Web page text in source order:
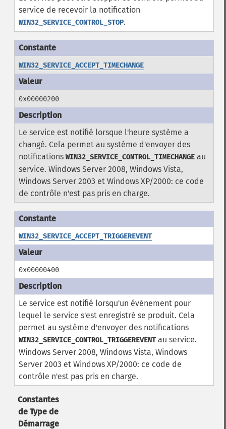
service de recevoir la notification
WIN32_SERVICE_CONTROL_STOP.
WIN32_SERVICE_ACCEPT_TIMECHANGE
0x00000200
Le service est notifié lorsque l'heure système a
changé. Cela permet au système d'envoyer des
notifications WIN32_SERVICE_CONTROL_TIMECHANGEau
service. Windows Server 2008, Windows Vista,
Windows Server 2003 et Windows XP/2000: ce code
de contrôle n'est pas pris en charge.
WIN32_SERVICE_ACCEPT_TRIGGEREVENT
0x00000400
Le service est notifié lorsqu'un événement pour
lequel le service s'est enregistré se produit. Cela
permet au système d'envoyer des notifications
WIN32_SERVICE_CONTROL_TRIGGEREVENTau service.
Windows Server 2008, Windows Vista, Windows
Server 2003 et Windows XP/2000: ce code de
contrôle n'est pas pris en charge.
Constantes
de Type de
Démarrage